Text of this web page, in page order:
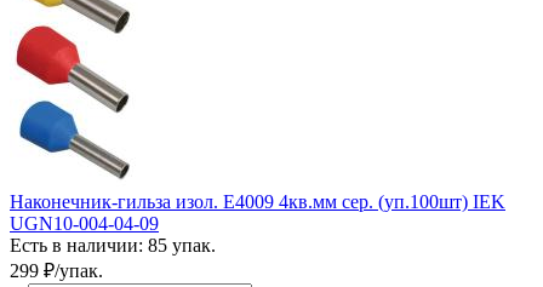
Наконечник-гильза изол. Е4009 4кв.мм сер. (уп.100шт) IEK
UGN10-004-04-09
Есть в наличии: 85 упак.
299 ₽/упак.